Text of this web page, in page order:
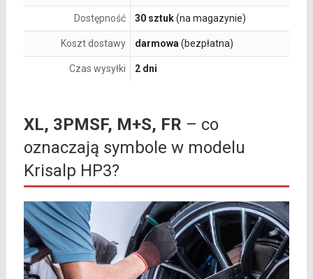
Dostępność 30 sztuk(na magazynie)
Koszt dostawy darmowa (bezpłatna)
Czas wysyłki 2 dni
XL, 3PMSF, M+S, FR – co
oznaczają symbole w modelu
Krisalp HP3?